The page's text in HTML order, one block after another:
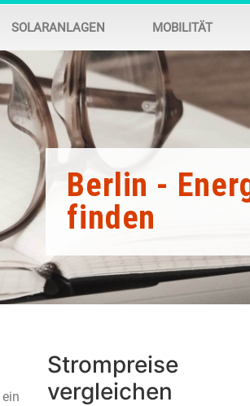
SOLARANLAGEN MOBILITÄT
Berlin -
finden
Strompreise
vergleichen